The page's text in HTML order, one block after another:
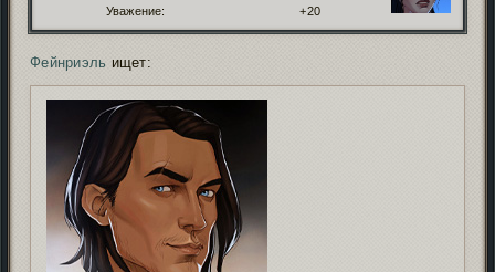
Уважение: +20
Фейнриэль ищет: